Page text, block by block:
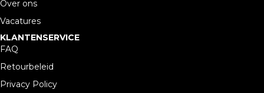
Over ons
Vacatures
KLANTENSERVICE
FAQ
Retourbeleid
Privacy Policy